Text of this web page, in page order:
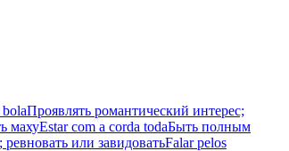
Проявлять романтический интерес;
махуEstar com a corda todaБыть полным
или завидоватьFalar pelos